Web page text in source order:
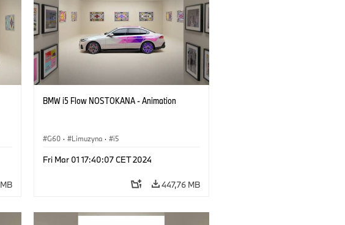
BMW i5 Flow NOSTOKANA - Animation
G60 · Limuzyna · i5
Fri Mar 01 17:40:07 CET 2024
447,76 MB